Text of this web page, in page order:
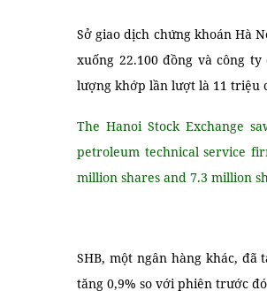
Sở giao dịch chứng khoán Hà
xuống 22.100 đồng và công
lượng khớp lần lượt là 11 triệu
The Hanoi Stock Exchange
petroleum technical service
million shares and 7.3 million
SHB, một ngân hàng khác,
tăng 0,9% so với phiên trước